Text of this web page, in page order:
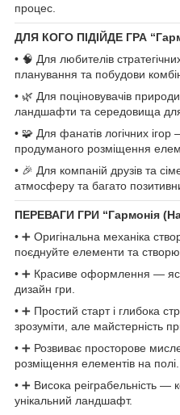
процес.
ДЛЯ КОГО ПІДІЙДЕ ГРА
• 🧠 Для любителів
планування та побудови
• 🌿 Для поціновувачів
ландшафти та середовища
• 🧩 Для фанатів логічних
продуманого розміщення
• 🎉 Для компаній друзів та
атмосферу та багато
ПЕРЕВАГИ ГРИ “Гармонія
• ➕ Оригінальна механіка
поєднуйте елементи та
• ➕ Красиве оформлення —
дизайн гри.
• ➕ Простий старт і глибока
зрозуміти, але майстерність
• ➕ Розвиває просторове
розміщення елементів на полі.
• ➕ Висока реіграбельність —
унікальний ландшафт.